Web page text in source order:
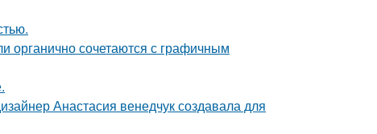
органично сочетаются с графичным
Анастасия венедчук создавала для